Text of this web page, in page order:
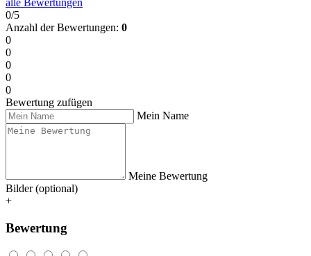
0/5
Anzahl der Bewertungen: 0
0
0
0
0
0
Bewertung zufügen
Mein Name
Meine Bewertung
Bilder (optional)
+
Bewertung